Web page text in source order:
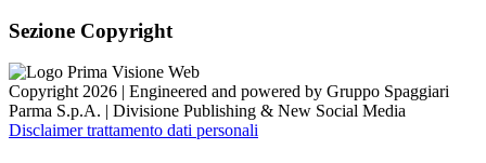
Sezione Copyright
Copyright 2026 | Engineered and powered by Gruppo Spaggiari
Parma S.p.A. | Divisione Publishing & New Social Media
Disclaimer trattamento dati personali